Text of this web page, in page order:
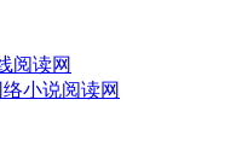
阅读网
小说阅读网